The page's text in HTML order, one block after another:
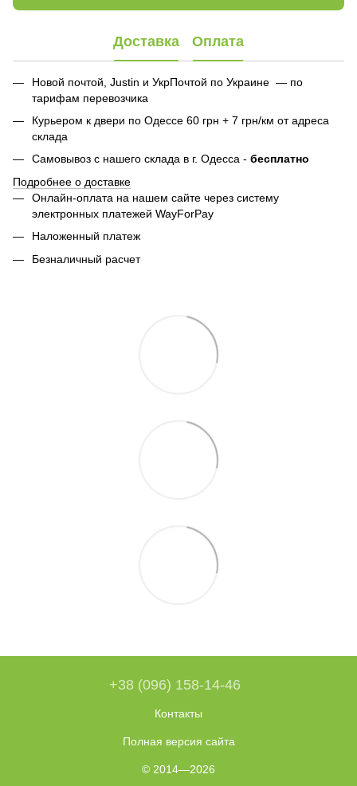
Доставка Оплата
Новой почтой, Justin и УкрПочтой по Украине — по
тарифам перевозчика
Курьером к двери по Одессе 60 грн + 7 грн/км от адреса
склада
Самовывоз с нашего склада в г. Одесса - бесплатно
Подробнее о доставке
Онлайн-оплата на нашем сайте через систему
электронных платежей WayForPay
Наложенный платеж
Безналичный расчет
+38 (096) 158-14-46
Контакты
Полная версия сайта
© 2014—2026